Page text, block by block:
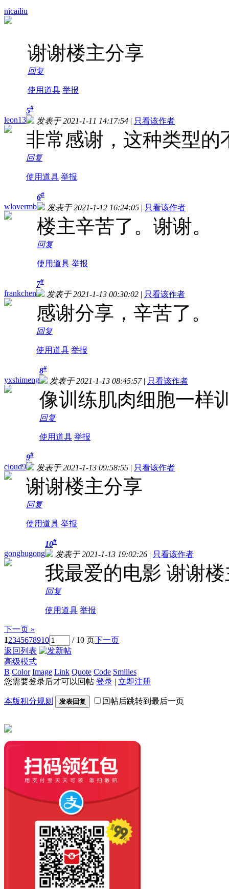
nicailiu
谢谢楼主分享
回复
使用道具 举报
leon13
5#
发表于 2021-1-11 14:17:54 | 只看该作者
非常感谢，这种类型的
回复
使用道具 举报
wlovermb
6#
发表于 2021-1-12 16:24:05 | 只看该作者
楼主辛苦了。谢谢。
回复
使用道具 举报
frankchen
7#
发表于 2021-1-13 00:30:02 | 只看该作者
感谢分享，辛苦了。
回复
使用道具 举报
yxshimeng
8#
发表于 2021-1-13 08:45:57 | 只看该作者
像训练肌肉细胞一样
回复
使用道具 举报
cloud9
9#
发表于 2021-1-13 09:58:55 | 只看该作者
谢谢楼主分享
回复
使用道具 举报
gongbugong
10#
发表于 2021-1-13 19:02:26 | 只看该作者
我最爱的电影 谢谢
回复
使用道具 举报
下一页 »
12345678910 / 10 页下一页
返回列表
高级模式
B Color Image Link Quote Code Smilies
您需要登录后才可以回帖 登录 | 立即注册
本版积分规则 发表回复 回帖后跳转到最后一页